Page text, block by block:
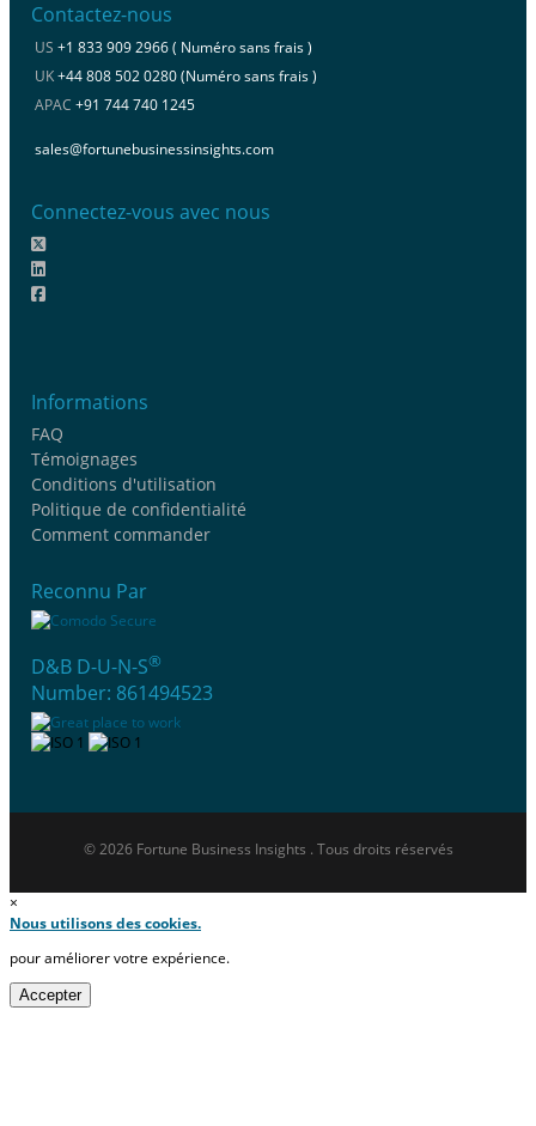
Contactez-nous
US +1 833 909 2966 ( Numéro sans frais )
UK+44 808 502 0280 (Numéro sans frais )
APAC +91 744 740 1245
sales@fortunebusinessinsights.com
Connectez-vous avec nous
Informations
FAQ
Témoignages
Conditions d'utilisation
Politique de confidentialité
Comment commander
Reconnu Par
D&B D-U-N-S®
Number: 861494523
© 2026 Fortune Business Insights . Tous droits réservés
×
Nous utilisons des cookies.
pour améliorer votre expérience.
Accepter